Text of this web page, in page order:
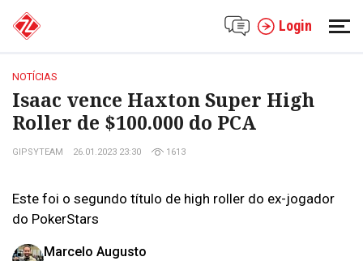
Login
NOTÍCIAS
Isaac vence Haxton Super High
Roller de $100.000 do PCA
GIPSYTEAM 26.01.2023 23:30 1613
Este foi o segundo título de high roller do ex-jogador
do PokerStars
Marcelo Augusto